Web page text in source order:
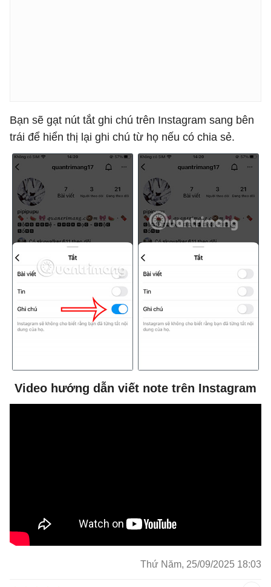
Bạn sẽ gạt nút tắt ghi chú trên Instagram sang bên
trái để hiển thị lại ghi chú từ họ nếu có chia sẻ.
Video hướng dẫn viết note trên Instagram
Thứ Năm, 25/09/2025 18:03